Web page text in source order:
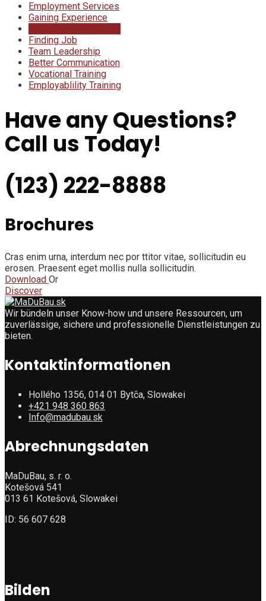
Employment Services
Gaining Experience
Finding Job
Team Leadership
Better Communication
Vocational Training
Employablility Training
Have any Questions?
Call us Today!
(123) 222-8888
Brochures
Cras enim urna, interdum nec por ttitor vitae, sollicitudin eu
erosen. Praesent eget mollis nulla sollicitudin.
Download Or
Discover
Wir bündeln unser Know-how und unsere Ressourcen, um
zuverlässige, sichere und professionelle Dienstleistungen zu
bieten.
Kontaktinformationen
Hollého 1356, 014 01 Bytča, Slowakei
+421 948 360 863
Info@madubau.sk
Abrechnungsdaten
MaDuBau, s. r. o.
Kotešová 541
013 61 Kotešová, Slowakei
ID: 56 607 628
Bilden